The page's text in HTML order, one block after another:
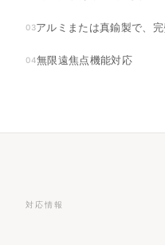
03アルミまたは真鍮製で、
04無限遠焦点機能対応
対応情報